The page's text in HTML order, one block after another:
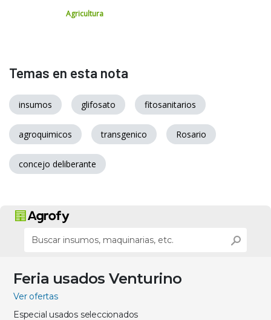
Agricultura
Temas en esta nota
insumos glifosato fitosanitarios
agroquimicos transgenico Rosario
concejo deliberante
Feria usados Venturino
Ver ofertas
Especial usados seleccionados